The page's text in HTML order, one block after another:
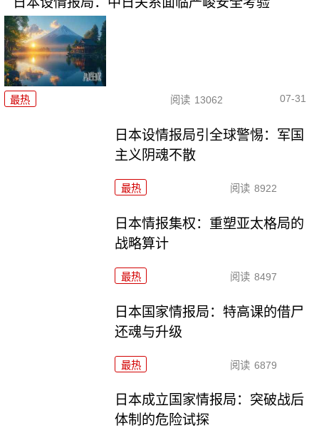
最热 阅读 13062 07-31
日本设情报局引全球警惕：军国
主义阴魂不散
最热 阅读 8922
日本情报集权：重塑亚太格局的
战略算计
最热 阅读 8497
日本国家情报局：特高课的借尸
还魂与升级
最热 阅读 6879
日本成立国家情报局：突破战后
体制的危险试探